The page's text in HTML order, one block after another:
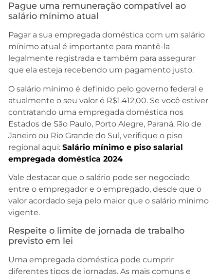
Pague uma remuneração compatível ao
salário mínimo atual
Pagar a sua empregada doméstica com um salário
mínimo atual é importante para mantê-la
legalmente registrada e também para assegurar
que ela esteja recebendo um pagamento justo.
O salário mínimo é definido pelo governo federal e
atualmente o seu valor é R$1.412,00. Se você estiver
contratando uma empregada doméstica nos
Estados de São Paulo, Porto Alegre, Paraná, Rio de
Janeiro ou Rio Grande do Sul, verifique o piso
regional aqui: Salário mínimo e piso salarial
empregada doméstica 2024
Vale destacar que o salário pode ser negociado
entre o empregador e o empregado, desde que o
valor acordado seja pelo maior que o salário mínimo
vigente.
Respeite o limite de jornada de trabalho
previsto em lei
Uma empregada doméstica pode cumprir
diferentes tipos de jornadas. As mais comuns e